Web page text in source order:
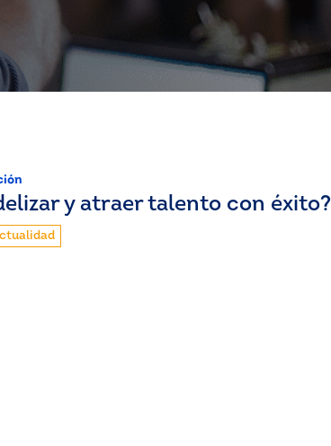
y atraer talento con éxito?